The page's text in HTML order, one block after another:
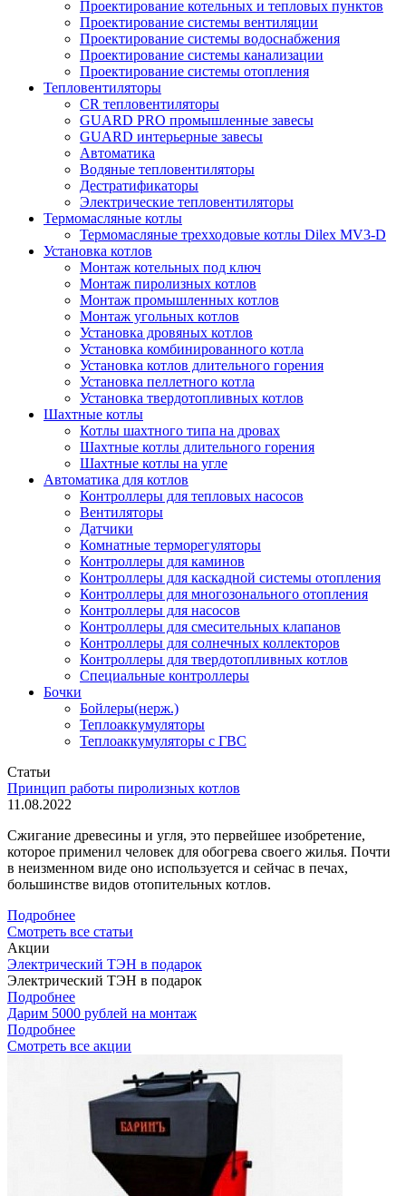
Проектирование котельных и тепловых пунктов
Проектирование системы вентиляции
Проектирование системы водоснабжения
Проектирование системы канализации
Проектирование системы отопления
Тепловентиляторы
CR тепловентиляторы
GUARD PRO промышленные завесы
GUARD интерьерные завесы
Автоматика
Водяные тепловентиляторы
Дестратификаторы
Электрические тепловентиляторы
Термомасляные котлы
Термомасляные трехходовые котлы Dilex MV3-D
Установка котлов
Монтаж котельных под ключ
Монтаж пиролизных котлов
Монтаж промышленных котлов
Монтаж угольных котлов
Установка дровяных котлов
Установка комбинированного котла
Установка котлов длительного горения
Установка пеллетного котла
Установка твердотопливных котлов
Шахтные котлы
Котлы шахтного типа на дровах
Шахтные котлы длительного горения
Шахтные котлы на угле
Автоматика для котлов
Контроллеры для тепловых насосов
Вентиляторы
Датчики
Комнатные терморегуляторы
Контроллеры для каминов
Контроллеры для каскадной системы отопления
Контроллеры для многозонального отопления
Контроллеры для насосов
Контроллеры для смесительных клапанов
Контроллеры для солнечных коллекторов
Контроллеры для твердотопливных котлов
Специальные контроллеры
Бочки
Бойлеры(нерж.)
Теплоаккумуляторы
Теплоаккумуляторы с ГВС
Статьи
Принцип работы пиролизных котлов
11.08.2022
Сжигание древесины и угля, это первейшее изобретение,
которое применил человек для обогрева своего жилья. Почти
в неизменном виде оно используется и сейчас в печах,
большинстве видов отопительных котлов.
Подробнее
Смотреть все статьи
Акции
Электрический ТЭН в подарок
Электрический ТЭН в подарок
Подробнее
Дарим 5000 рублей на монтаж
Подробнее
Смотреть все акции